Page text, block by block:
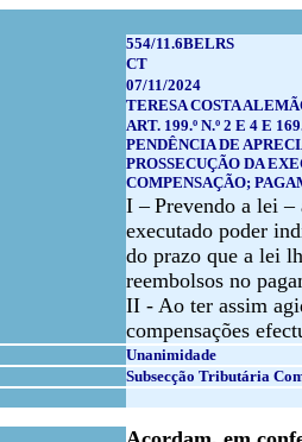
554/11.6BELRS
CT
07/11/2024
TERESA COSTA
ART. 199.º N.º 2 E 4 E
PENDÊNCIA DE
PROSSECUÇÃO DA
COMPENSAÇÃO;
I – Prevendo a lei –
executado poder
do prazo que a lei
reembolsos no
II - Ao ter assim
compensações
Unanimidade
Subsecção Tributária